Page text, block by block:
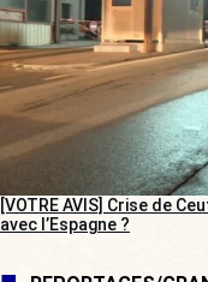
[VOTRE AVIS] Crise de
avec l’Espagne ?